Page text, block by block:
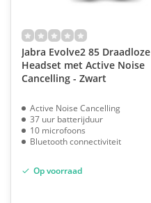
Jabra Evolve2 85 Draadloze
Headset met Active Noise
Cancelling - Zwart
Active Noise Cancelling
37 uur batterijduur
10 microfoons
Bluetooth connectiviteit
Op voorraad